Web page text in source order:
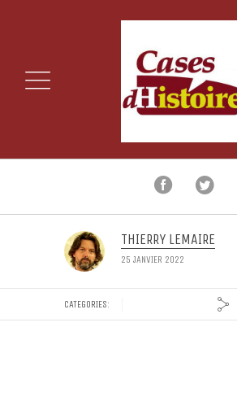
THIERRY LEMAIRE
25 JANVIER 2022
CATEGORIES: